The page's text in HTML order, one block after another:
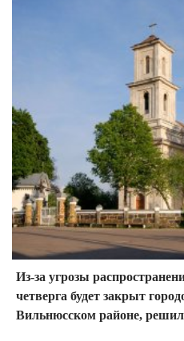
Из-за угрозы
четверга будет закрыт
Вильнюсском районе,